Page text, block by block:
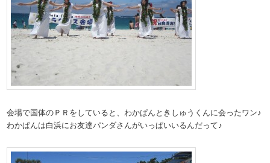
会場で国体のＰＲをしていると、わかぱんときしゅうくんに会ったワン♪
わかぱんは白浜にお友達パンダさんがいっぱいいるんだって♪